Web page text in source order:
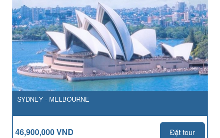
SYDNEY - MELBOURNE
46,900,000 VND
Đặt tour